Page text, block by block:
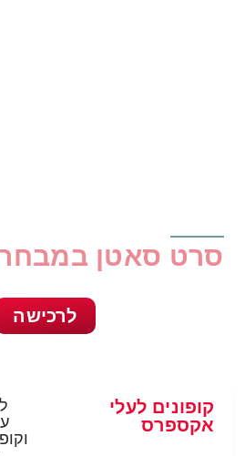
סרט סאטן במבחר
לרכישה
קופונים לעלי
אקספרס